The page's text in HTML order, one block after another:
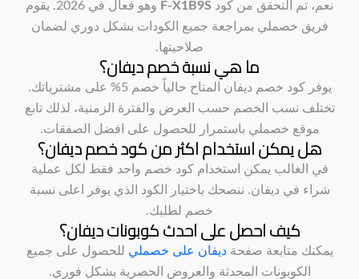
نعم، تم التحقق من كود F-X1B9S
وهو فعال في 2026. يقوم
فريق خصملي بمراجعة جميع الكودات بشكل دوري لضمان
صلاحيتها.
ما هي نسبة خصم ديفان؟
يوفر كود خصم ديفان المتاح حالياً خصم 5% على مشترياتك.
تختلف نسب الخصم حسب العرض والفترة الزمنية، لذلك تابع
موقع خصملي باستمرار للحصول على افضل الصفقات.
هل يمكن استخدام اكثر من كود خصم ديفان؟
في الغالب يمكن استخدام كود خصم واحد فقط لكل عملية
شراء في ديفان. ننصحك باختيار الكود الذي يوفر اعلى نسبة
خصم لطلبك.
كيف احصل على احدث كوبونات ديفان؟
يمكنك متابعة صفحةديفان على خصملي للحصول على جميع
الكوبونات المحدثة والعروض الحصرية بشكل فوري.